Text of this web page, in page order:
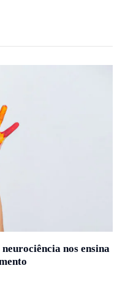
nos ensina